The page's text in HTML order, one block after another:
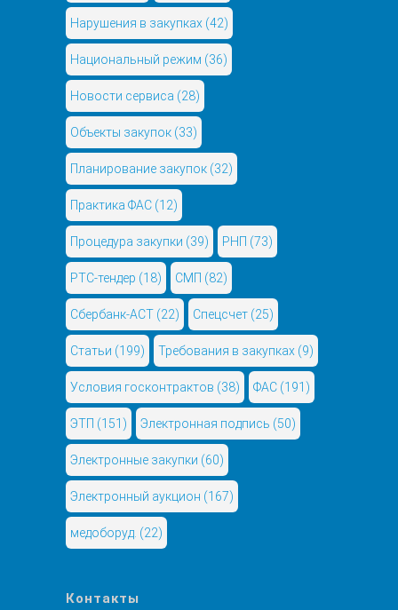
Нарушения в закупках (42)
Национальный режим (36)
Новости сервиса (28)
Объекты закупок (33)
Планирование закупок (32)
Практика ФАС (12)
Процедура закупки (39) РНП (73)
РТС-тендер (18) СМП (82)
Сбербанк-АСТ (22) Спецсчет (25)
Статьи (199) Требования в закупках (9)
Условия госконтрактов (38) ФАС (191)
ЭТП (151) Электронная подпись (50)
Электронные закупки (60)
Электронный аукцион (167)
медоборуд. (22)
Контакты